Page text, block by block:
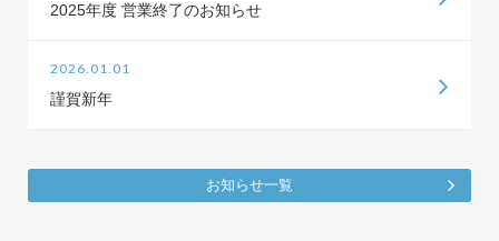
2025年度 営業終了のお知らせ
2026.01.01
謹賀新年
お知らせ一覧